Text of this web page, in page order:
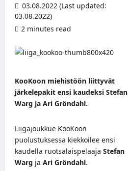
03.08.2022 (Last updated:
03.08.2022)
2 minutes read
KooKoon miehistöön liittyvät
järkelepakit ensi kaudeksi Stefan
Warg ja Ari Gröndahl.
Liigajoukkue KooKoon
puolustuksessa kiekkoilee ensi
kaudella ruotsalaispelaaja Stefan
Warg ja Ari Gröndahl.